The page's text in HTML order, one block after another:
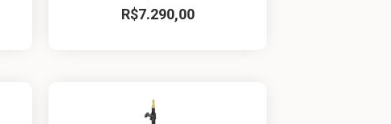
R$7.290,00